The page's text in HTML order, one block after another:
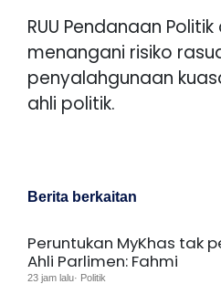
RUU Pendanaan
menangani risiko
penyalahgunaan
ahli politik.
Berita berkaitan
Peruntukan MyKhas tak
Ahli Parlimen: Fahmi
23 jam lalu· Politik